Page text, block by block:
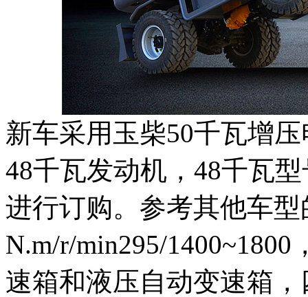
新车采用玉柴50千瓦增
48千瓦发动机，48千瓦
进行订购。参考其他车
N.m/r/min295/
速箱和液压自动变速箱